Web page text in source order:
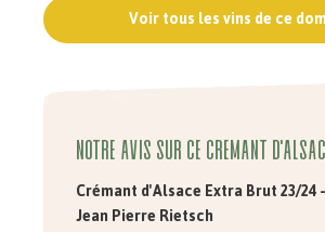
Voir tous les vins de ce
Notre avis sur ce Crémant
Crémant d'Alsace Extra Brut 23/24
Jean Pierre Rietsch